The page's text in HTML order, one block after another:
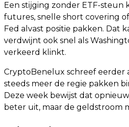
Een stijging zonder ETF-steun
futures, snelle short covering
Fed alvast positie pakken. Dat
verdwijnt ook snel als
verkeerd klinkt.
CryptoBenelux schreef eerder
steeds meer de regie pakken
Deze week bewijst dat
beter uit, maar de geldstroom